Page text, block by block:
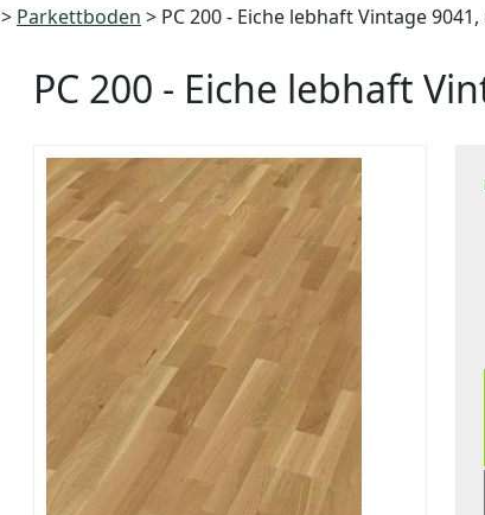
> Parkettboden > PC 200 - Eiche lebhaft Vintage
PC 200 - Eiche lebhaft